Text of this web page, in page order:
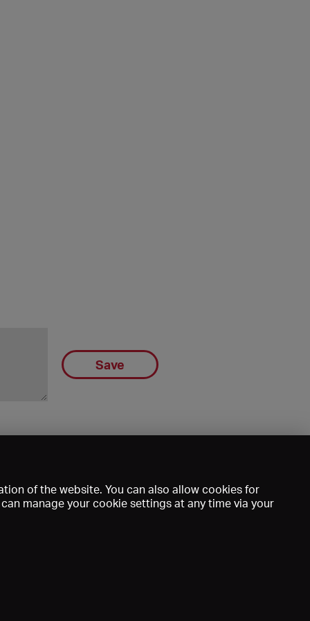
Save
of the website. You can also allow cookies for
manage your cookie settings at any time via your